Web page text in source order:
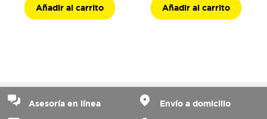
Añadir al carrito Añadir al carrito
Asesoría en línea Envío a domicilio